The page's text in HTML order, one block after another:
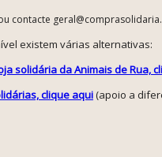
contacte
existem várias alternativas:
solidária da Animais de Rua,
clique aqui(apoio a